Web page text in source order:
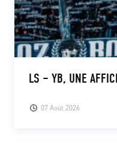
07 Août 2026
LS – YB, UNE